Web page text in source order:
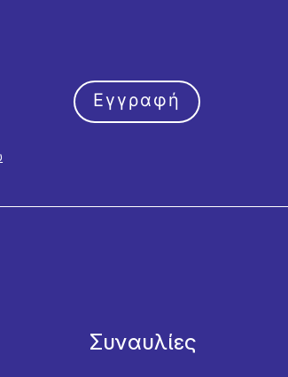
Εγγραφή
Συναυλίες